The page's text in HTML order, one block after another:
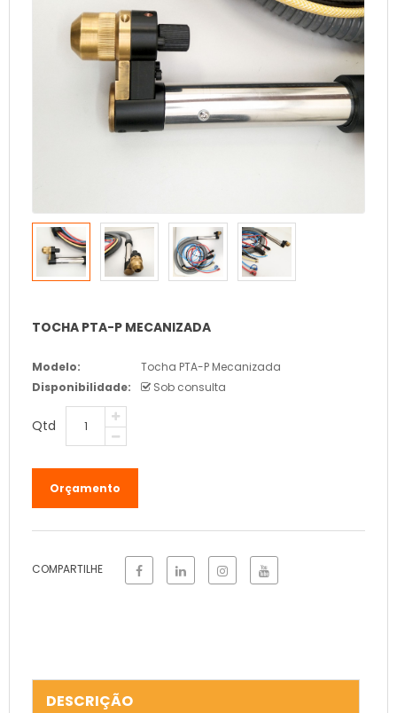
TOCHA PTA-P MECANIZADA
Modelo:
Tocha PTA-P Mecanizada
Disponibilidade:
Sob consulta
Qtd
COMPARTILHE
DESCRIÇÃO